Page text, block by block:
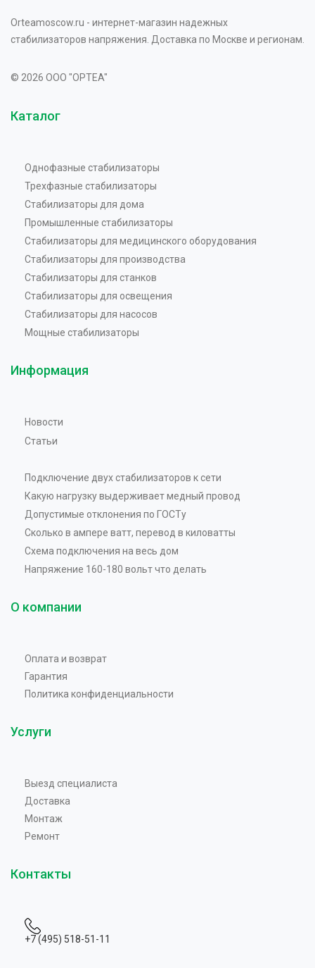
Orteamoscow.ru - интернет-магазин надежных
стабилизаторов напряжения. Доставка по Москве и регионам.
© 2026 OOO "OPTEA"
Каталог
Однофазные стабилизаторы
Трехфазные стабилизаторы
Стабилизаторы для дома
Промышленные стабилизаторы
Стабилизаторы для медицинского оборудования
Стабилизаторы для производства
Стабилизаторы для станков
Стабилизаторы для освещения
Стабилизаторы для насосов
Мощные стабилизаторы
Информация
Новости
Статьи
Подключение двух стабилизаторов к сети
Какую нагрузку выдерживает медный провод
Допустимые отклонения по ГОСТу
Сколько в ампере ватт, перевод в киловатты
Схема подключения на весь дом
Напряжение 160-180 вольт что делать
О компании
Оплата и возврат
Гарантия
Политика конфиденциальности
Услуги
Выезд специалиста
Доставка
Монтаж
Ремонт
Контакты
+7 (495) 518-51-11